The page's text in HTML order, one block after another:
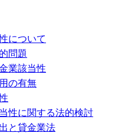
について
問題
業該当性
の有無
性に関する法的検討
と貸金業法